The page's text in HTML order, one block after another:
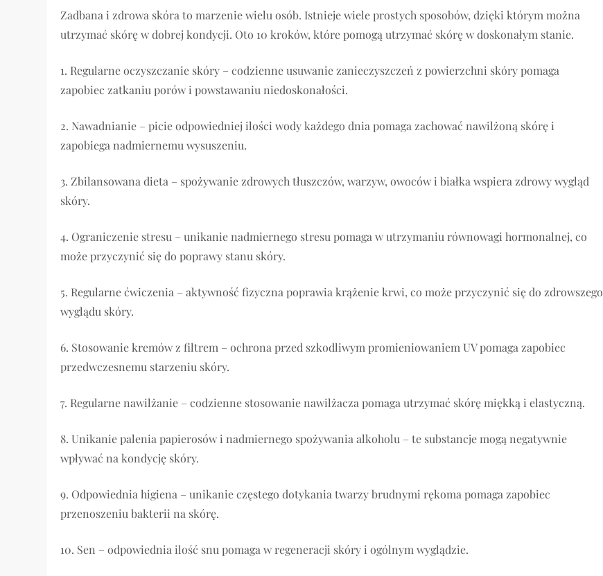
Zadbana i zdrowa skóra to marzenie wielu osób. Istnieje wiele prostych sposobów, dzięki którym można
utrzymać skórę w dobrej kondycji. Oto 10 kroków, które pomogą utrzymać skórę w doskonałym stanie.
1. Regularne oczyszczanie skóry – codzienne usuwanie zanieczyszczeń z powierzchni skóry pomaga
zapobiec zatkaniu porów i powstawaniu niedoskonałości.
2. Nawadnianie – picie odpowiedniej ilości wody każdego dnia pomaga zachować nawilżoną skórę i
zapobiega nadmiernemu wysuszeniu.
3. Zbilansowana dieta – spożywanie zdrowych tłuszczów, warzyw, owoców i białka wspiera zdrowy wygląd
skóry.
4. Ograniczenie stresu – unikanie nadmiernego stresu pomaga w utrzymaniu równowagi hormonalnej, co
może przyczynić się do poprawy stanu skóry.
5. Regularne ćwiczenia – aktywność fizyczna poprawia krążenie krwi, co może przyczynić się do zdrowszego
wyglądu skóry.
6. Stosowanie kremów z filtrem – ochrona przed szkodliwym promieniowaniem UV pomaga zapobiec
przedwczesnemu starzeniu skóry.
7. Regularne nawilżanie – codzienne stosowanie nawilżacza pomaga utrzymać skórę miękką i elastyczną.
8. Unikanie palenia papierosów i nadmiernego spożywania alkoholu – te substancje mogą negatywnie
wpływać na kondycję skóry.
9. Odpowiednia higiena – unikanie częstego dotykania twarzy brudnymi rękoma pomaga zapobiec
przenoszeniu bakterii na skórę.
10. Sen – odpowiednia ilość snu pomaga w regeneracji skóry i ogólnym wyglądzie.